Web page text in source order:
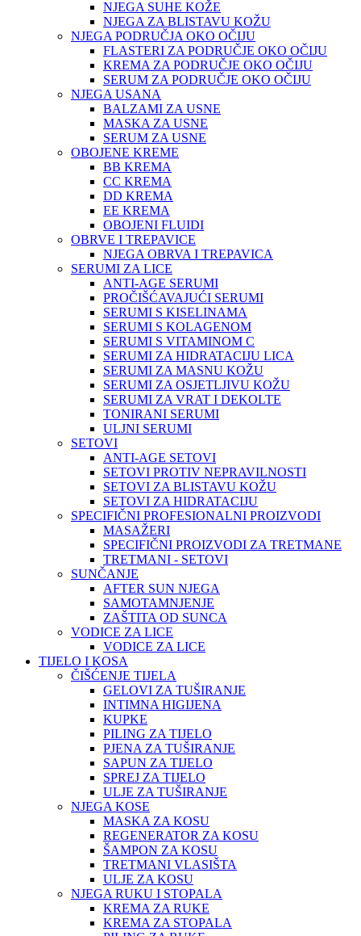
NJEGA SUHE KOŽE
NJEGA ZA BLISTAVU KOŽU
NJEGA PODRUČJA OKO OČIJU
FLASTERI ZA PODRUČJE OKO OČIJU
KREMA ZA PODRUČJE OKO OČIJU
SERUM ZA PODRUČJE OKO OČIJU
NJEGA USANA
BALZAMI ZA USNE
MASKA ZA USNE
SERUM ZA USNE
OBOJENE KREME
BB KREMA
CC KREMA
DD KREMA
EE KREMA
OBOJENI FLUIDI
OBRVE I TREPAVICE
NJEGA OBRVA I TREPAVICA
SERUMI ZA LICE
ANTI-AGE SERUMI
PROČIŠĆAVAJUĆI SERUMI
SERUMI S KISELINAMA
SERUMI S KOLAGENOM
SERUMI S VITAMINOM C
SERUMI ZA HIDRATACIJU LICA
SERUMI ZA MASNU KOŽU
SERUMI ZA OSJETLJIVU KOŽU
SERUMI ZA VRAT I DEKOLTE
TONIRANI SERUMI
ULJNI SERUMI
SETOVI
ANTI-AGE SETOVI
SETOVI PROTIV NEPRAVILNOSTI
SETOVI ZA BLISTAVU KOŽU
SETOVI ZA HIDRATACIJU
SPECIFIČNI PROFESIONALNI PROIZVODI
MASAŽERI
SPECIFIČNI PROIZVODI ZA TRETMANE
TRETMANI - SETOVI
SUNČANJE
AFTER SUN NJEGA
SAMOTAMNJENJE
ZAŠTITA OD SUNCA
VODICE ZA LICE
VODICE ZA LICE
TIJELO I KOSA
ČIŠĆENJE TIJELA
GELOVI ZA TUŠIRANJE
INTIMNA HIGIJENA
KUPKE
PILING ZA TIJELO
PJENA ZA TUŠIRANJE
SAPUN ZA TIJELO
SPREJ ZA TIJELO
ULJE ZA TUŠIRANJE
NJEGA KOSE
MASKA ZA KOSU
REGENERATOR ZA KOSU
ŠAMPON ZA KOSU
TRETMANI VLASIŠTA
ULJE ZA KOSU
NJEGA RUKU I STOPALA
KREMA ZA RUKE
KREMA ZA STOPALA